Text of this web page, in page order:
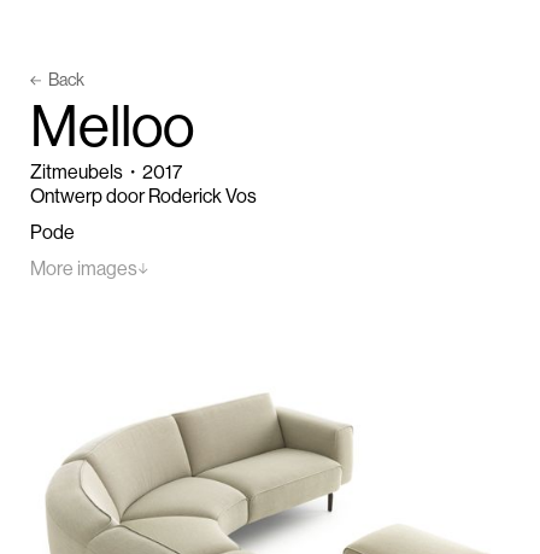
Back
Melloo
Zitmeubels ・ 2017
Ontwerp door Roderick Vos
Pode
More images